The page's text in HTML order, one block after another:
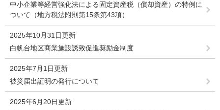
中小企業等経営強化法による固定資産税（償却資産）の特例に
ついて（地方税法附則第15条第43項）
2025年10月31日更新
白帆台地区商業施設誘致促進奨励金制度
2025年7月1日更新
被災届出証明の発行について
2025年6月20日更新